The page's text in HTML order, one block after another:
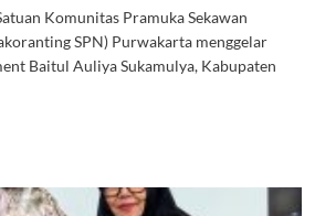
Komunitas Pramuka Sekawan
SPN) Purwakarta menggelar
Baitul Auliya Sukamulya, Kabupaten